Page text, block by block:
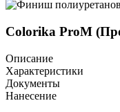
Colorika ProM
Описание
Характеристики
Документы
Нанесение